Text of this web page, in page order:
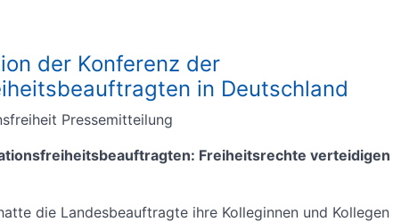
der Konferenz der
in Deutschland
Pressemitteilung
Freiheitsrechte verteidigen
die Landesbeauftragte ihre Kolleginnen und Kollegen